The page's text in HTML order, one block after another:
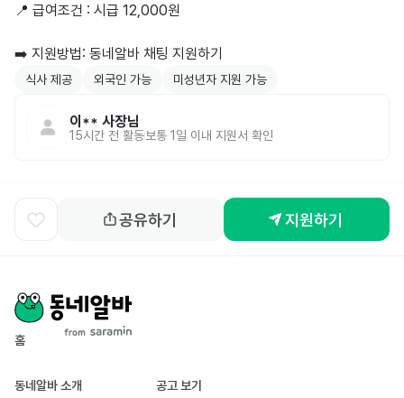
📍 급여조건 : 시급 12,000원
식사 제공 외국인 가능 미성년자 지원 가능
이** 사장님
15시간 전 활동보통 1일 이내 지원서 확인
공유하기 지원하기
홈
동네알바 소개 공고 보기